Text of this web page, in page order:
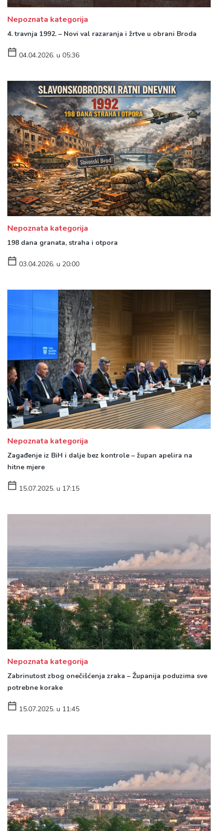
Nepoznata kategorija
4. travnja 1992. – Novi val razaranja i žrtve u obrani Broda
04.04.2026. u 05:36
Nepoznata kategorija
198 dana granata, straha i otpora
03.04.2026. u 20:00
Nepoznata kategorija
Zagađenje iz BiH i dalje bez kontrole – župan apelira na
hitne mjere
15.07.2025. u 17:15
Nepoznata kategorija
Zabrinutost zbog onečišćenja zraka – Županija poduzima sve
potrebne korake
15.07.2025. u 11:45